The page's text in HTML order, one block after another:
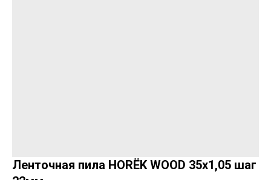
Ленточная пила HORЁK WOOD 35х1,05 шаг